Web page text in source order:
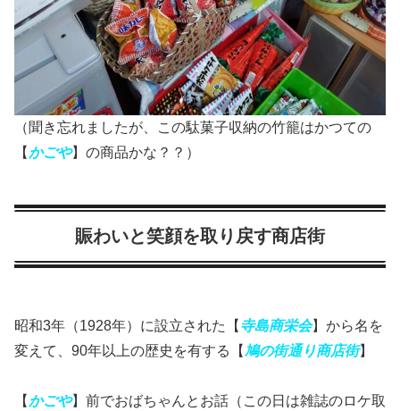
（聞き忘れましたが、この駄菓子収納の竹籠はかつての
【 かごや】の商品かな？？）
賑わいと笑顔を取り戻す商店街
昭和3年（1928年）に設立された【 寺島商栄会】から名を
変えて、90年以上の歴史を有する【 鳩の街通り商店街】
【 かごや】前でおばちゃんとお話（この日は雑誌のロケ取